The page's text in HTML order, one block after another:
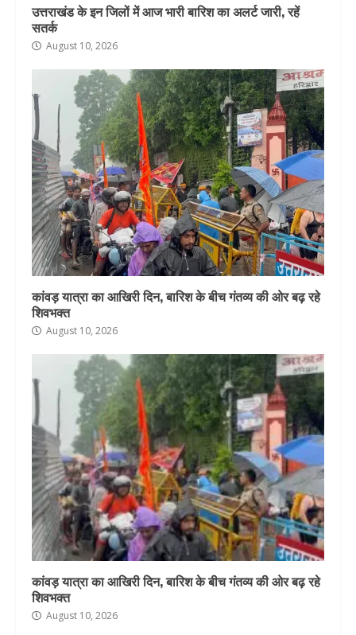
उत्तराखंड के इन जिलों में आज भारी बारिश का अलर्ट जारी, रहें
सतर्क
August 10, 2026
कांवड़ यात्रा का आखिरी दिन, बारिश के बीच गंतव्य की ओर बढ़ रहे
शिवभक्त
August 10, 2026
कांवड़ यात्रा का आखिरी दिन, बारिश के बीच गंतव्य की ओर बढ़ रहे
शिवभक्त
August 10, 2026